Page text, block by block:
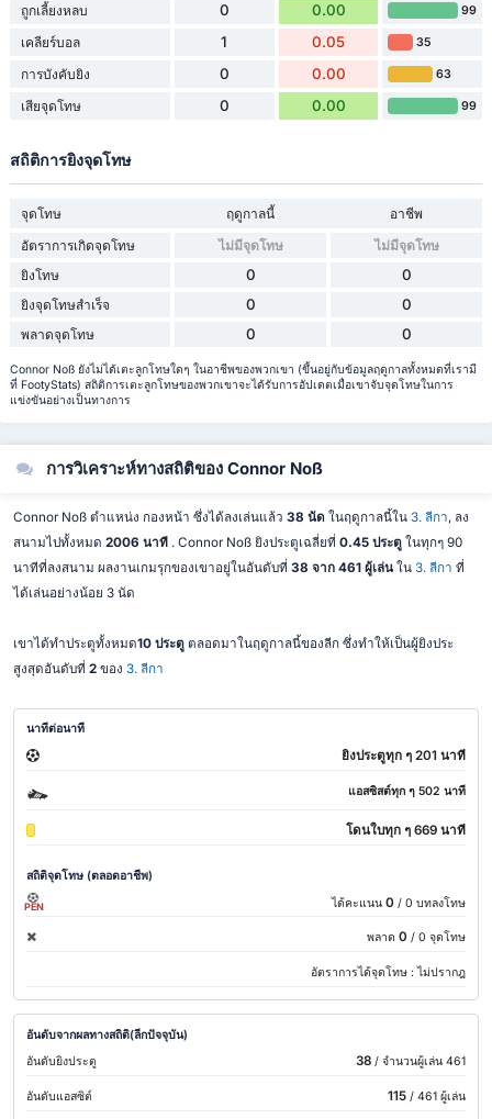
ถูกเลี้ยงหลบ 0 0.00 99
เคลียร์บอล 1 0.05 35
การบังคับยิง 0 0.00 63
เสียจุดโทษ 0 0.00 99
สถิติการยิงจุดโทษ
จุดโทษ ฤดูกาลนี้
อาชีพ
อัตราการเกิดจุดโทษ
ไม่มีจุดโทษ
ไม่มีจุดโทษ
ยิงโทษ
0 0
ยิงจุดโทษสำเร็จ 0 0
พลาดจุดโทษ 0 0
Connor Noß ยังไม่ได้เตะลูกโทษใดๆ ในอาชีพของพวกเขา (ขึ้นอยู่กับข้อมูลฤดูกาลทั้งหมดที่เรามี
ที่ FootyStats) สถิติการเตะลูกโทษของพวกเขาจะได้รับการอัปเดตเมื่อเขาจับจุดโทษในการ
แข่งขันอย่างเป็นทางการ
การวิเคราะห์ทางสถิติของ Connor Noß
Connor Noß ตำแหน่ง กองหน้า ซึ่งได้ลงเล่นแล้ว 38 นัดในฤดูกาลนี้ใน 3. ลีกา, ลง
สนามไปทั้งหมด 2006 นาที . Connor Noß ยิงประตูเฉลี่ยที่ 0.45 ประตู ในทุกๆ 90
นาทีที่ลงสนาม ผลงานเกมรุกของเขาอยู่ในอันดับที่ 38 จาก 461 ผู้เล่นใน 3. ลีกา ที่
ได้เล่นอย่างน้อย 3 นัด
เขาได้ทำประตูทั้งหมด10 ประตู ตลอดมาในฤดูกาลนี้ของลีก ซึ่งทำให้เป็นผู้ยิงประ
สูงสุดอันดับที่ 2ของ 3. ลีกา
นาทีต่อนาที
ยิงประตูทุก ๆ 201 นาที
แอสซิสต์ทุก ๆ 502 นาที
โดนใบทุก ๆ 669 นาที
สถิติจุดโทษ (ตลอดอาชีพ)
PEN ได้คะแนน 0 / 0 บทลงโทษ
พลาด 0 / 0 จุดโทษ
อัตราการได้จุดโทษ :ไม่ปรากฎ
อันดับจากผลทางสถิติ(ลีกปัจจุบัน)
อันดับยิงประตู
38/ จำนวนผู้เล่น 461
อันดับแอสซิต์ 115/ 461 ผู้เล่น